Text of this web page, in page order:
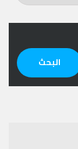
عن:
البحث